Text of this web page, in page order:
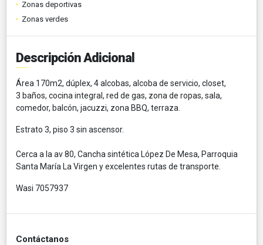
Zonas deportivas
Zonas verdes
Descripción Adicional
Área 170m2, dúplex, 4 alcobas, alcoba de servicio, closet,
3 baños, cocina integral, red de gas, zona de ropas, sala,
comedor, balcón, jacuzzi, zona BBQ, terraza.
Estrato 3, piso 3 sin ascensor.
Cerca a la av 80, Cancha sintética López De Mesa, Parroquia
Santa María La Virgen y excelentes rutas de transporte.
Wasi 7057937
Contáctanos